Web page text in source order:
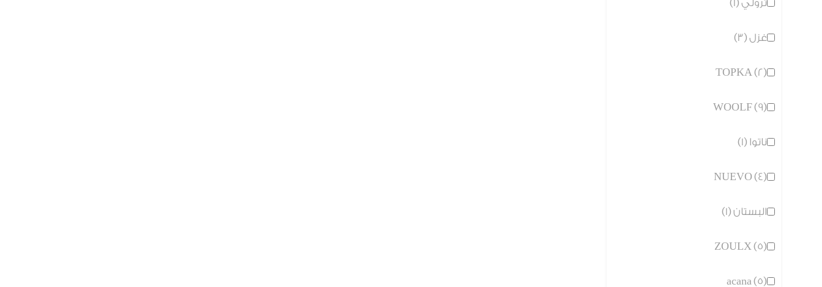
ترولي (1)
غزل (3)
TOPKA (2)
WOOLF (9)
ناتوا (1)
NUEVO (4)
البستان (1)
ZOULX (5)
acana (5)